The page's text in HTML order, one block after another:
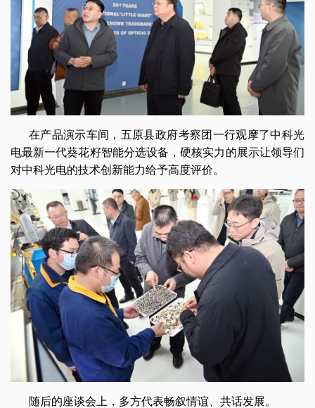
在产品演示车间，五原县政府考察团一行观摩了中科光
电最新一代葵花籽智能分选设备，硬核实力的展示让领导们
对中科光电的技术创新能力给予高度评价。
随后的座谈会上，多方代表畅叙情谊、共话发展。